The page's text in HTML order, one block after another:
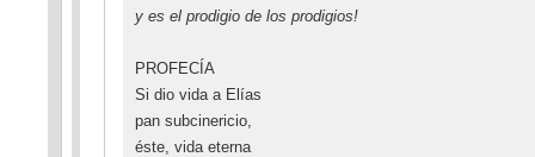
y es el prodigio de los prodigios!
PROFECÍA
Si dio vida a Elías
pan subcinericio,
éste, vida eterna